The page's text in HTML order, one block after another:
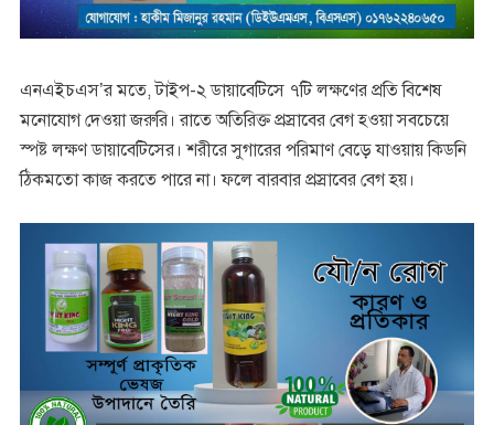
এনএইচএস’র মতে, টাইপ-২ ডায়াবেটিসে ৭টি লক্ষণের প্রতি বিশেষ
মনোযোগ দেওয়া জরুরি। রাতে অতিরিক্ত প্রস্রাবের বেগ হওয়া সবচেয়ে
স্পষ্ট লক্ষণ ডায়াবেটিসের। শরীরে সুগারের পরিমাণ বেড়ে যাওয়ায় কিডনি
ঠিকমতো কাজ করতে পারে না। ফলে বারবার প্রস্রাবের বেগ হয়।